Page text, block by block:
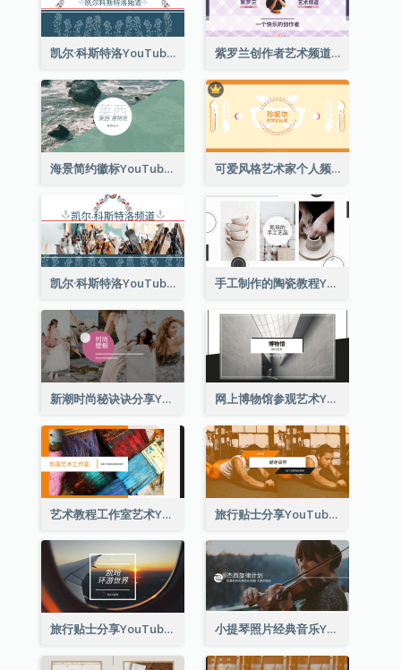
凯尔·科斯特洛YouTube频道图片2 紫罗兰创作者艺术频道Youtube频道图片
海景简约徽标YouTube频道图片 可爱风格艺术家个人频道标志Youtube频道图片
凯尔·科斯特洛YouTube频道图片 手工制作的陶瓷教程YouTube频道图片
新潮时尚秘诀诀分享YouTube频道图片 网上博物馆参观艺术YouTube频道图片
艺术教程工作室艺术YouTube频道图片 旅行贴士分享YouTube频道图片
旅行贴士分享YouTube频道图片 小提琴照片经典音乐YouTube频道图片